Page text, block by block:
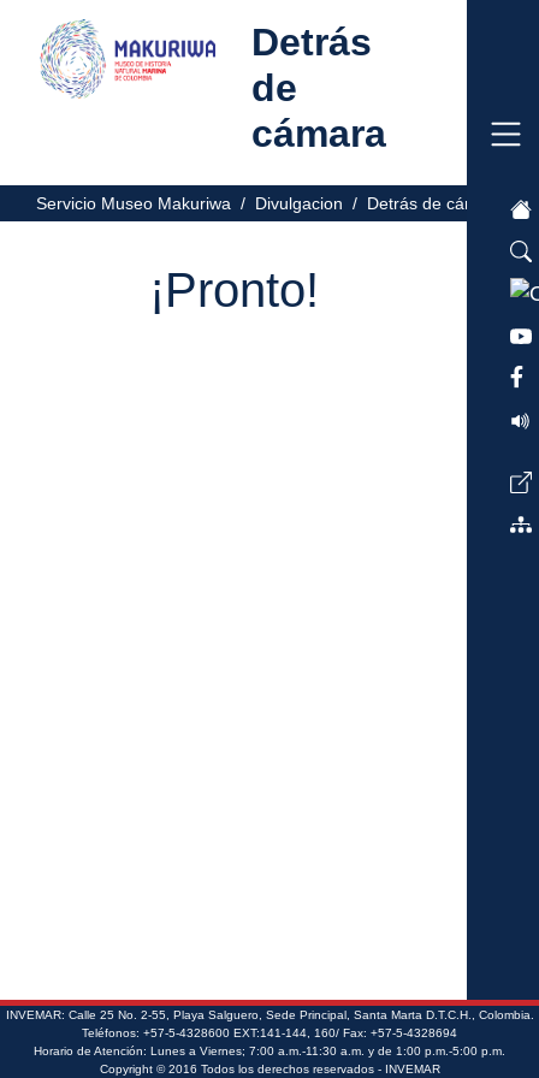
Detrás
de
cámara
Servicio Museo Makuriwa / Divulgacion / Detrás de cámara /
¡Pronto!
INVEMAR: Calle 25 No. 2-55, Playa Salguero, Sede Principal, Santa Marta D.T.C.H., Colombia.
Teléfonos: +57-5-4328600 EXT:141-144, 160/ Fax: +57-5-4328694
Horario de Atención: Lunes a Viernes; 7:00 a.m.-11:30 a.m. y de 1:00 p.m.-5:00 p.m.
Copyright © 2016 Todos los derechos reservados - INVEMAR